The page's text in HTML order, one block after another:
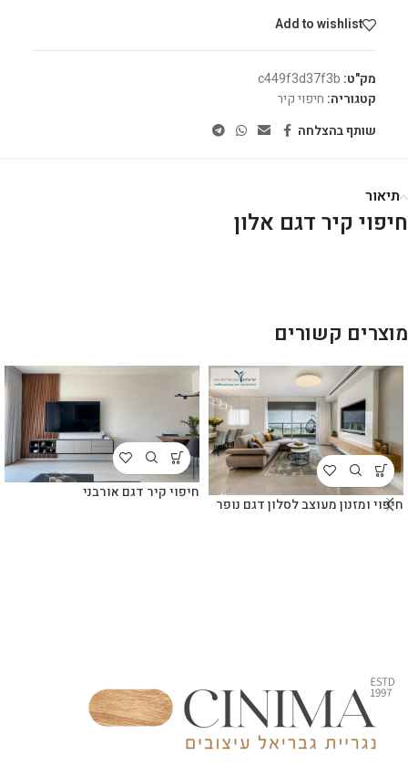
Add to wishlist
מק"ט: c449f3d37f3b
קטגוריה: חיפוי קיר
שותף בהצלחה
תיאור
חיפוי קיר דגם אלון
מוצרים קשורים
חיפוי ומזנון מעוצב לסלון דגם נופר
חיפוי קיר דגם אורבני